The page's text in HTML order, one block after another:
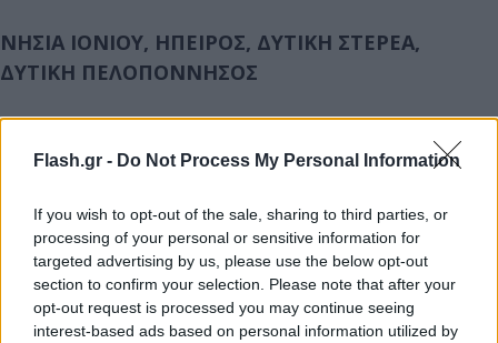
Flash.gr - Do Not Process My Personal Information
If you wish to opt-out of the sale, sharing to third parties, or
processing of your personal or sensitive information for
targeted advertising by us, please use the below opt-out
section to confirm your selection. Please note that after your
opt-out request is processed you may continue seeing
interest-based ads based on personal information utilized by
ΝΗΣΙΑ ΙΟΝΙΟΥ, ΗΠΕΙΡΟΣ, ΔΥΤΙΚΗ ΣΤΕΡΕΑ,
ΔΥΤΙΚΗ ΠΕΛΟΠΟΝΝΗΣΟΣ
σποραδικές καταγίδες. Τα φαινόμενα θα είναι κατά
Στερεά.
Άνεμοι: Από ανατολικές διευθύνσεις 3 με 5 μποφόρ.